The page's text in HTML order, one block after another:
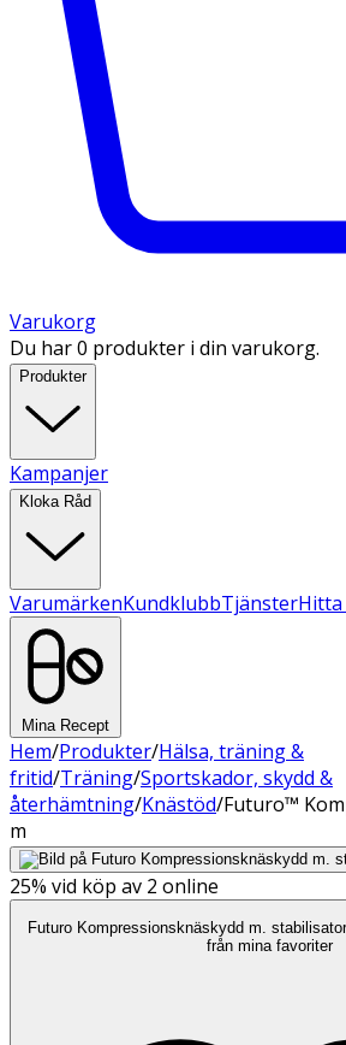
Varukorg
Du har 0 produkter i din varukorg.
Produkter
Kampanjer
Kloka Råd
VarumärkenKundklubbTjänster
Mina Recept
Hem/Produkter/Hälsa, träning &
fritid/Träning/Sportskador, skydd &
återhämtning/Knästöd/Futuro™
m
25% vid köp av 2 online
Futuro Kompressionsknäskydd m.
från mina favoriter